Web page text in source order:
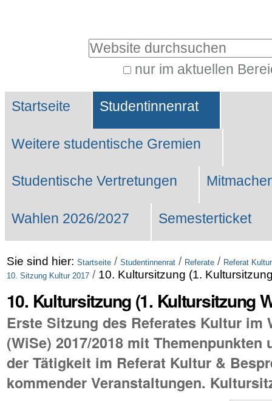
Website durchsuchen
nur im aktuellen
Suche…
Sektionen
Startseite Studentinnenrat
Weitere studentische Gremien
Studentische Vertretungen
Wahlen 2026/2027 Semesterticket
Sie sind hier: Startseite / Studentinnenrat / Referate / Referat Kultur
10. Sitzung Kultur 2017 / 10. Kultursitzung (1.
10. Kultursitzung (1. Kultursitzung
Erste Sitzung des Referates Kultur im
(WiSe) 2017/2018 mit Themenpunkten
der Tätigkeit im Referat Kultur &
kommender Veranstaltungen.